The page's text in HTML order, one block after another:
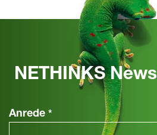
NETHINKS
Anrede *